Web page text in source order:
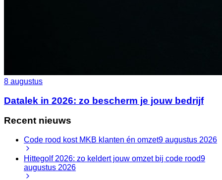
8 augustus
Datalek in 2026: zo bescherm je jouw bedrijf
Recent nieuws
Code rood kost MKB klanten én omzet9 augustus 2026
Hittegolf 2026: zo keldert jouw omzet bij code rood9
augustus 2026